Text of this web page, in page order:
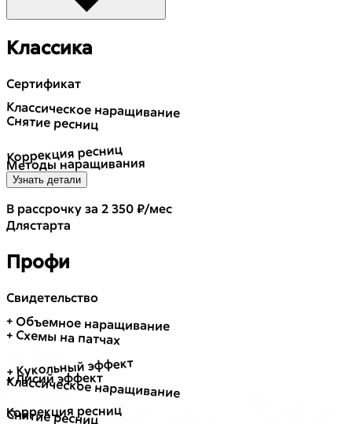
Классика
Сертификат
Классическое наращивание
Снятие ресниц
Коррекция ресниц
Методы наращивания
Узнать детали
В рассрочку за 2 350 ₽/мес
Длястарта
Профи
Свидетельство
+ Объемное наращивание
+ Схемы на патчах
+ Кукольный эффект
+ Лисий эффект
Классическое наращивание
Коррекция ресниц
Снятие ресниц